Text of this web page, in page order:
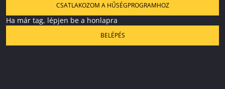
CSATLAKOZOM A HŰSÉGPROGRAMHOZ
Ha már tag, lépjen be a honlapra
BELÉPÉS